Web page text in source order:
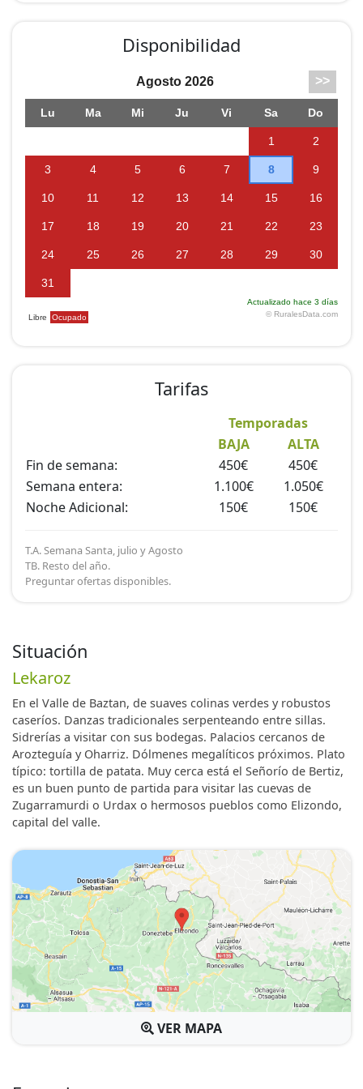
Disponibilidad
Situación
Lekaroz
En el Valle de Baztan, de suaves colinas verdes y robustos
caseríos. Danzas tradicionales serpenteando entre sillas.
Sidrerías a visitar con sus bodegas. Palacios cercanos de
Arozteguía y Oharriz. Dólmenes megalíticos próximos. Plato
típico: tortilla de patata. Muy cerca está el Señorío de Bertiz,
es un buen punto de partida para visitar las cuevas de
Zugarramurdi o Urdax o hermosos pueblos como Elizondo,
capital del valle.
VER MAPA
Tarifas
Temporadas
BAJA
ALTA
Fin de semana:
450€
450€
Semana entera:
1.100€
1.050€
Noche Adicional:
150€ 150€
T.A. Semana Santa, julio y Agosto
TB. Resto del año.
Preguntar ofertas disponibles.